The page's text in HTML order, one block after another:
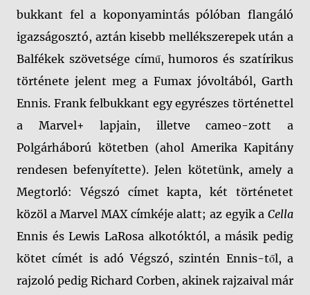
bukkant fel a koponyamintás pólóban flangáló
igazságosztó, aztán kisebb mellékszerepek után a
Balfékek szövetsége című, humoros és szatírikus
története jelent meg a Fumax jóvoltából, Garth
Ennis. Frank felbukkant egy egyrészes történettel
a Marvel+ lapjain, illetve cameo-zott a
Polgárháború kötetben (ahol Amerika Kapitány
rendesen befenyítette). Jelen kötetünk, amely a
Megtorló: Végszó címet kapta, két történetet
közöl a Marvel MAX címkéje alatt; az egyik a Cella
Ennis és Lewis LaRosa alkotóktól, a másik pedig
kötet címét is adó Végszó, szintén Ennis-től, a
rajzoló pedig Richard Corben, akinek rajzaival már